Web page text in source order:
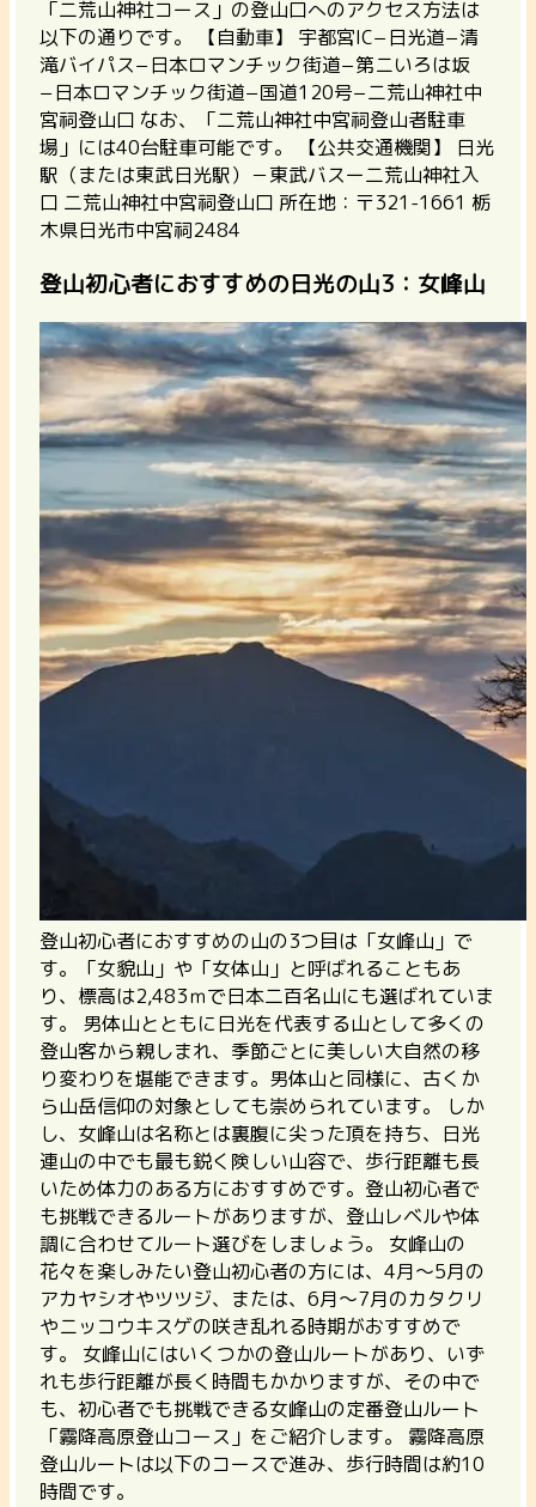
「二荒山神社コース」の登山口へのアクセス方法は
以下の通りです。
【自動車】
宇都宮IC−日光道−清
滝バイパス−日本ロマンチック街道−第ニいろは坂
−日本ロマンチック街道−国道120号−二荒山神社中
宮祠登山口 なお、「二荒山神社中宮祠登山者駐車
場」には40台駐車可能です。
【公共交通機関】
日光
駅（または東武日光駅）－東武バスー二荒山神社入
口 二荒山神社中宮祠登山口 所在地：〒321-1661 栃
木県日光市中宮祠2484
登山初心者におすすめの日光の山3：女峰山
登山初心者におすすめの山の3つ目は「女峰山」で
す。「女貌山」や「女体山」と呼ばれることもあ
り、標高は2,483ｍで日本二百名山にも選ばれていま
す。 男体山とともに日光を代表する山として多くの
登山客から親しまれ、季節ごとに美しい大自然の移
り変わりを堪能できます。男体山と同様に、古くか
ら山岳信仰の対象としても崇められています。 しか
し、女峰山は名称とは裏腹に尖った頂を持ち、日光
連山の中でも最も鋭く険しい山容で、歩行距離も長
いため体力のある方におすすめです。登山初心者で
も挑戦できるルートがありますが、登山レベルや体
調に合わせてルート選びをしましょう。 女峰山の
花々を楽しみたい登山初心者の方には、4月～5月の
アカヤシオやツツジ、または、6月～7月のカタクリ
やニッコウキスゲの咲き乱れる時期がおすすめで
す。 女峰山にはいくつかの登山ルートがあり、いず
れも歩行距離が長く時間もかかりますが、その中で
も、初心者でも挑戦できる女峰山の定番登山ルート
「霧降高原登山コース」をご紹介します。 霧降高原
登山ルートは以下のコースで進み、歩行時間は約10
時間です。